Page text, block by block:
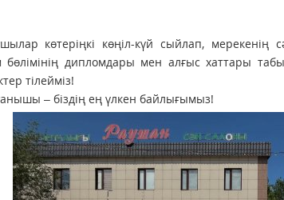
көтеріңкі көңіл-күй сыйлап, мерекенің
бөлімінің дипломдары мен алғыс хаттары
тілейміз!
– біздің ең үлкен байлығымыз!